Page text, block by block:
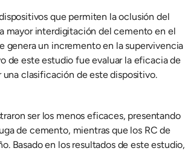
que permiten la oclusión del
mayor interdigitación del cemento en el
genera un incremento en la supervivencia
de este estudio fue evaluar la eficacia de
clasificación de este dispositivo.
ser los menos eficaces, presentando
de cemento, mientras que los RC de
Basado en los resultados de este estudio,